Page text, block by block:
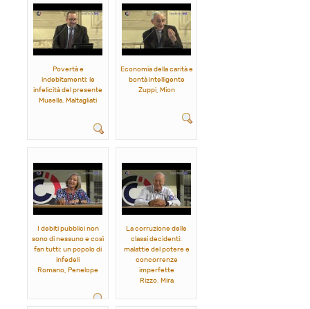
Povertà e
indebitamenti: le
infelicità del presente
Musella, Maltagliati
Economia della carità e
bontà intelligente
Zuppi, Mion
I debiti pubblici non
sono di nessuno e così
fan tutti: un popolo di
infedeli
Romano, Penelope
La corruzione delle
classi decidenti:
malattie del potere e
concorrenze
imperfette
Rizzo, Mira